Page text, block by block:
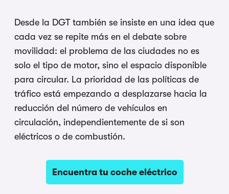
Desde la DGT también se insiste en una idea que
cada vez se repite más en el debate sobre
movilidad: el problema de las ciudades no es
solo el tipo de motor, sino el espacio disponible
para circular. La prioridad de las políticas de
tráfico está empezando a desplazarse hacia la
reducción del número de vehículos en
circulación, independientemente de si son
eléctricos o de combustión.
Encuentra tu coche eléctrico